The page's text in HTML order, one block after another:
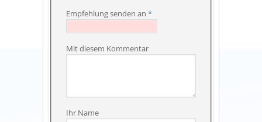
Empfehlung senden an *
Mit diesem Kommentar
Ihr Name